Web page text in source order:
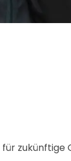
zukünftige